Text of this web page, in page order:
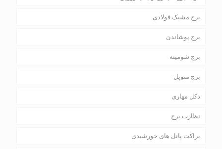
برج مشبک فولادی
برج پوشاندن
برج شومینه
برج منوپل
دکل مهاری
نظارت برج
براکت پانل های خورشیدی